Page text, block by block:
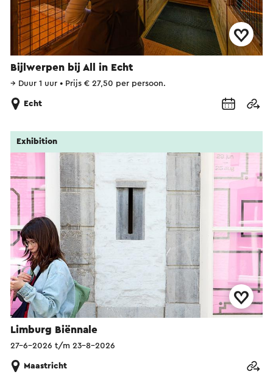
Bijlwerpen bij All in Echt
→ Duur 1 uur • Prijs € 27,50 per persoon.
Echt
Limburg Biënnale
Exhibition
27-6-2026 t/m 23-8-2026
Maastricht